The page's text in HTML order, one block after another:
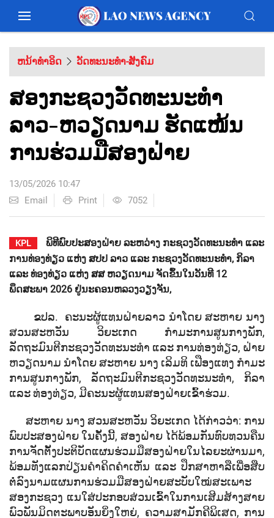
ຫນ້າທຳອິດ ວັດທະນະທຳ-ສັງຄົມ
ສອງ​ກະ​ຊວງວັດ​ທະ​ນະ​ທຳ
ລາວ-ຫວຽດ​ນາມ ຮັດ​ແໜ້ນ​
ການ​ຮ່ວມ​ມື​ສອງ​ຝ່າຍ
13/05/2026 10:47
Email
Print 7052
KPL
ພິທີພົບປະສອງຝ່າຍ ລະຫວ່າງ ກະຊວງວັດທະນະທຳ ແລະ
ການທ່ອງທ່ຽວ ແຫ່ງ ສປປ ລາວ ແລະ ກະຊວງວັດທະນະທໍາ, ກິລາ
ແລະ ທ່ອງທ່ຽວ ແຫ່ງ ສສ ຫວຽດນາມ ຈັດຂຶ້ນໃນວັນທີ 12
ພຶດສະພາ 2026 ຢູ່ນະຄອນຫລວງວຽງຈັນ,
ຂປລ. ຄະນະຜູ້ແທນຝ່າຍລາວ ນຳໂດຍ ສະຫາຍ ນາງ
ສວນສະຫວັນ ວິຍະເກດ ກຳມະການສູນກາງພັກ,
ລັດຖະມົນຕີກະຊວງວັດທະນະທຳ ແລະ ການທ່ອງທ່ຽວ, ຝ່າຍ
ຫວຽດນາມ ນຳໂດຍ ສະຫາຍ ນາງ ເລິມທິ ເຟືອງແທງ ກໍາມະ
ການສູນກາງພັກ, ລັດຖະມົນຕີກະຊວງວັດທະນະທໍາ, ກິລາ
ແລະ ທ່ອງທ່ຽວ, ມີຄະນະຜູ້ແທນສອງຝ່າຍເຂົ້າຮ່ວມ.
ສະຫາຍ ນາງ ສວນສະຫວັນ ວິຍະເກດ ໄດ້ກ່າວວ່າ: ການ
ພົບປະສອງຝ່າຍ ໃນຄັ້ງນີ້, ສອງຝ່າຍ ໄດ້ພ້ອມກັນທົບທວນຄືນ
ການຈັດຕັ້ງປະຕິບັດແຜນຮ່ວມມືສອງຝ່າຍໃນໄລຍະຜ່ານມາ,
ພ້ອມທັງແລກປ່ຽນຄໍາຄິດຄໍາເຫັນ ແລະ ປຶກສາຫາລືເພື່ອສືບ
ຕໍ່ລົງນາມແຜນການຮ່ວມມືສອງຝ່າຍສະບັບໃໝ່ສະເພາະ
ສອງກະຊວງ ແນໃສ່ປະກອບສ່ວນເຂົ້າໃນການເສີມສ້າງສາຍ
ພົວພັນມິດຕະພາບອັນຍິ່ງໃຫຍ່, ຄວາມສາມັກຄີພິເສດ, ການ